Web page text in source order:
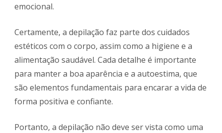
emocional.
Certamente, a depilação faz parte dos cuidados
estéticos com o corpo, assim como a higiene e a
alimentação saudável. Cada detalhe é importante
para manter a boa aparência e a autoestima, que
são elementos fundamentais para encarar a vida de
forma positiva e confiante.
Portanto, a depilação não deve ser vista como uma